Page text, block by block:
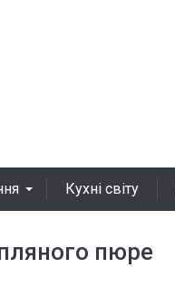
Кухні світу
пюре